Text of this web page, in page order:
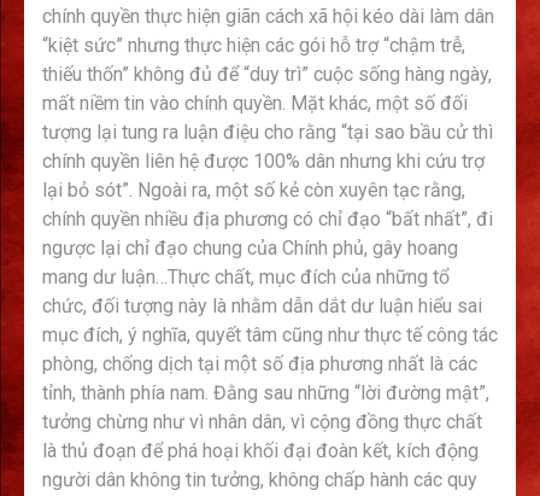
chính quyền thực hiện giãn cách xã hội kéo dài làm dân
“kiệt sức” nhưng thực hiện các gói hỗ trợ “chậm trễ,
thiếu thốn” không đủ để “duy trì” cuộc sống hàng ngày,
mất niềm tin vào chính quyền. Mặt khác, một số đối
tượng lại tung ra luận điệu cho rằng “tại sao bầu cử thì
chính quyền liên hệ được 100% dân nhưng khi cứu trợ
lại bỏ sót”. Ngoài ra, một số kẻ còn xuyên tạc rằng,
chính quyền nhiều địa phương có chỉ đạo “bất nhất”, đi
ngược lại chỉ đạo chung của Chính phủ, gây hoang
mang dư luận…Thực chất, mục đích của những tổ
chức, đối tượng này là nhằm dẫn dắt dư luận hiểu sai
mục đích, ý nghĩa, quyết tâm cũng như thực tế công tác
phòng, chống dịch tại một số địa phương nhất là các
tỉnh, thành phía nam. Đằng sau những “lời đường mật”,
tưởng chừng như vì nhân dân, vì cộng đồng thực chất
là thủ đoạn để phá hoại khối đại đoàn kết, kích động
người dân không tin tưởng, không chấp hành các quy